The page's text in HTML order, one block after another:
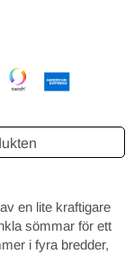
en lite kraftigare
sömmar för ett
i fyra bredder,